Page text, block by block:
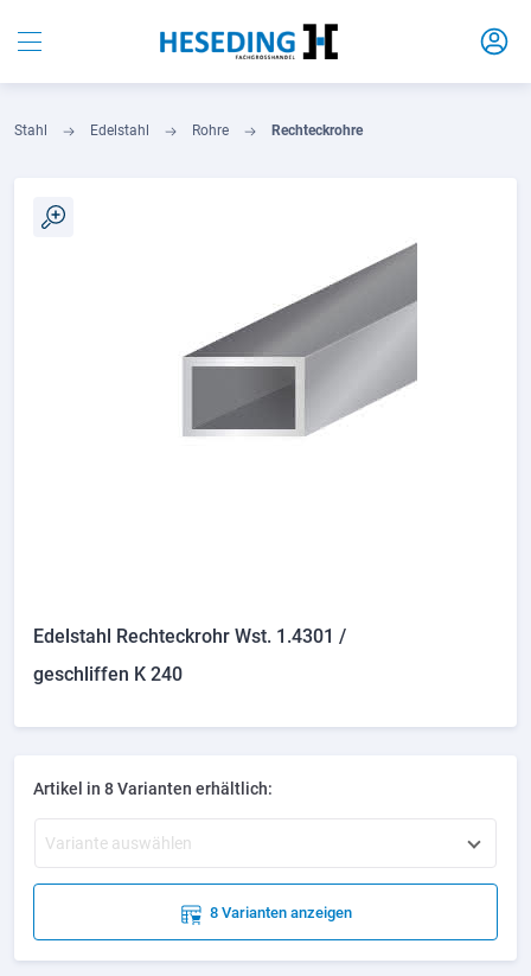
Stahl Edelstahl Rohre Rechteckrohre
Edelstahl Rechteckrohr Wst. 1.4301 /
geschliffen K 240
Artikel in 8 Varianten erhältlich:
Variante auswählen
8 Varianten anzeigen